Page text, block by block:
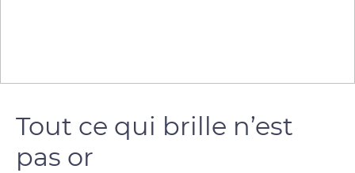
Tout ce qui brille n’est
pas or